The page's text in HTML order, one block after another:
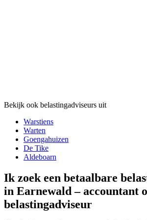
Bekijk ook belastingadviseurs uit
Warstiens
Warten
Goengahuizen
De Tike
Aldeboarn
Ik zoek een betaalbare
in Earnewald – accountant
belastingadviseur